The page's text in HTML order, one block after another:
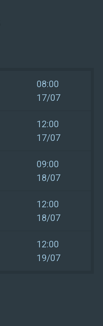
08:00
17/07
12:00
17/07
09:00
18/07
12:00
18/07
12:00
19/07